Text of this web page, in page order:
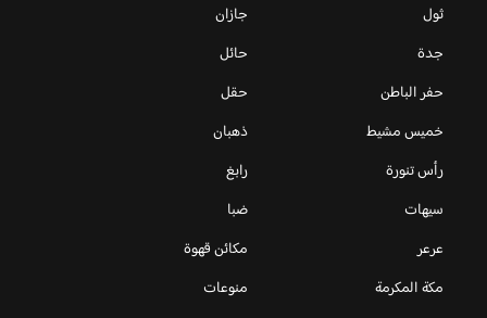
ثول
جازان
جدة
حائل
حفر الباطن
حقل
خميس مشيط
ذهبان
رأس تنورة
رابغ
سيهات
ضبا
عرعر
مكائن قهوة
مكة المكرمة
منوعات